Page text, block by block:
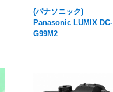
(パナソニック)
Panasonic LUMIX DC-
G99M2